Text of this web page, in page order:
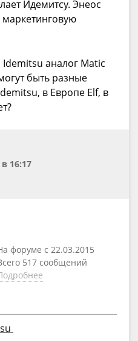
Идемитсу. Энеос
аналог Matic
быть разные
в Европе Elf, в
16:17
форуме с 22.03.2015
517 сообщений